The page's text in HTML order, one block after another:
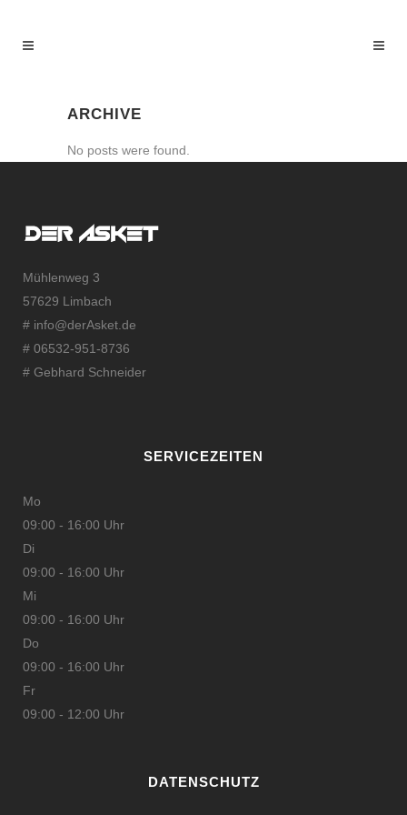
ARCHIVE
No posts were found.
Mühlenweg 3
57629 Limbach
# info@derAsket.de
# 06532-951-8736
# Gebhard Schneider
SERVICEZEITEN
Mo
09:00 - 16:00 Uhr
Di
09:00 - 16:00 Uhr
Mi
09:00 - 16:00 Uhr
Do
09:00 - 16:00 Uhr
Fr
09:00 - 12:00 Uhr
DATENSCHUTZ